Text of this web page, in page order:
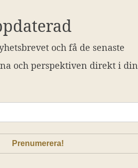
och få de senaste
och perspektiven direkt i din